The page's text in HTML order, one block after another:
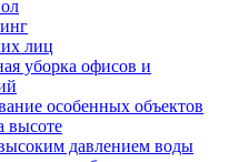
лиц
уборка офисов и
особенных объектов
высоте
давлением воды